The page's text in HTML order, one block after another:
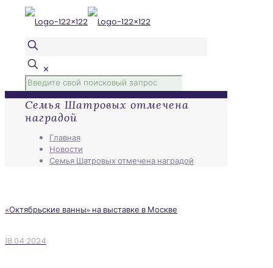
✕
Семья Шатровых отмечена
наградой
Главная
Новости
Семья Шатровых отмечена наградой
«Октябрьские ванны» на выставке в Москве
18.04.2024